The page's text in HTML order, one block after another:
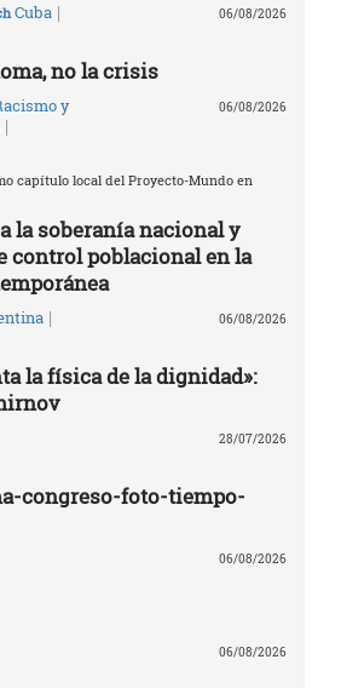
Cuba | 06/08/2026
no la crisis
y
|
06/08/2026
capítulo local del Proyecto-Mundo en
la soberanía nacional y
control poblacional en la
| 06/08/2026
la física de la dignidad»:
28/07/2026
congreso-foto-tiempo-
06/08/2026
06/08/2026